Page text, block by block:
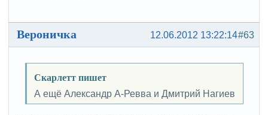
#63
12.06.2012 13:22:14
Вероничка
Скарлетт пишет
А ещё Александр А-Ревва и Дмитрий Нагиев